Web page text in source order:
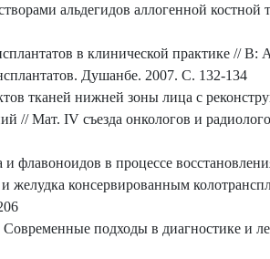
альдегидов аллогенной костной
в клинической практике // В:
Душанбе. 2007. С. 132-134
тканей нижней зоны лица с
// Мат. IV съезда онкологов и
в процессе
желудка консервированным
подходы в диагностике и